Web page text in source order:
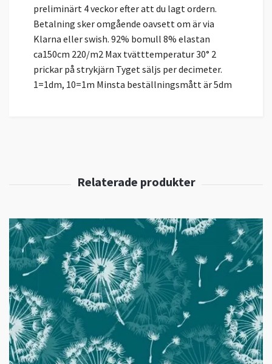
preliminärt 4 veckor efter att du lagt ordern.
Betalning sker omgående oavsett om är via
Klarna eller swish. 92% bomull 8% elastan
ca150cm 220/m2 Max tvätttemperatur 30° 2
prickar på strykjärn Tyget säljs per decimeter.
1=1dm, 10=1m Minsta beställningsmått är 5dm